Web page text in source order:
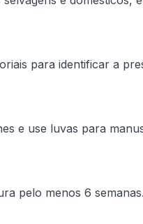
para identificar a
e use luvas para
pelo menos 6